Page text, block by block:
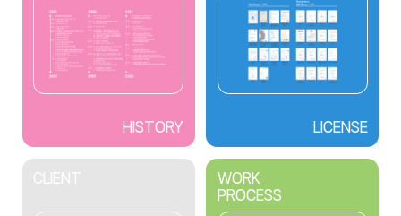
HISTORY LICENSE
CLIENT
WORK
PROCESS